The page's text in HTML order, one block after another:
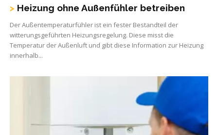
Heizung ohne Außenfühler betreiben
Der Außentemperaturfühler ist ein fester Bestandteil der
witterungsgeführten Heizungsregelung. Diese misst die
Temperatur der Außenluft und gibt diese Information zur Heizung
innerhalb...